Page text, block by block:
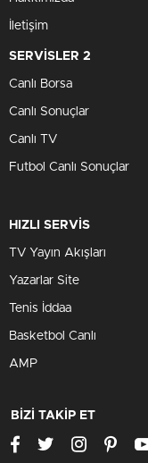
İletişim
SERVİSLER 2
Canlı Borsa
Canlı Sonuçlar
Canlı TV
Futbol Canlı Sonuçlar
HIZLI SERVİS
TV Yayın Akışları
Yazarlar Site
Tenis İddaa
Basketbol Canlı
AMP
BİZİ TAKİP ET